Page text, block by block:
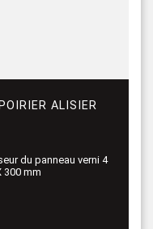
ALISIER
du panneau verni 4
300 mm